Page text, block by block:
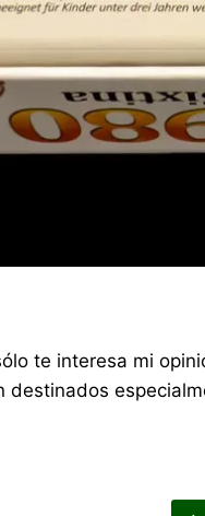
te interesa mi
destinados